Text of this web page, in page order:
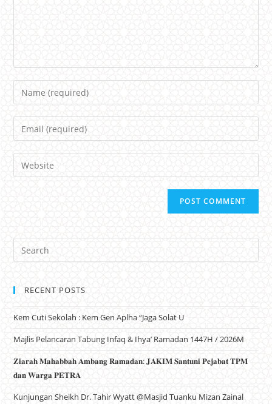
Name
Email
Website
RECENT POSTS
Kem Cuti Sekolah : Kem Gen Aplha “Jaga Solat U
Majlis Pelancaran Tabung Infaq & Ihya’ Ramadan 1447H / 2026M
𝐙𝐢𝐚𝐫𝐚𝐡 𝐌𝐚𝐡𝐚𝐛𝐛𝐚𝐡 𝐀𝐦𝐛𝐚𝐧𝐠 𝐑𝐚𝐦𝐚𝐝𝐚𝐧: 𝐉𝐀𝐊𝐈𝐌 𝐒𝐚𝐧𝐭𝐮𝐧𝐢 𝐏𝐞𝐣𝐚𝐛𝐚𝐭 𝐓𝐏𝐌
𝐝𝐚𝐧 𝐖𝐚𝐫𝐠𝐚 𝐏𝐄𝐓𝐑𝐀
Kunjungan Sheikh Dr. Tahir Wyatt @Masjid Tuanku Mizan Zainal